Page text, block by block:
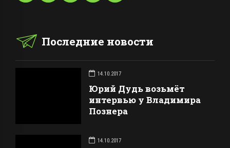
Последние новости
14.10.2017
Юрий Дудь возьмёт
интервью у Владимира
Познера
14.10.2017